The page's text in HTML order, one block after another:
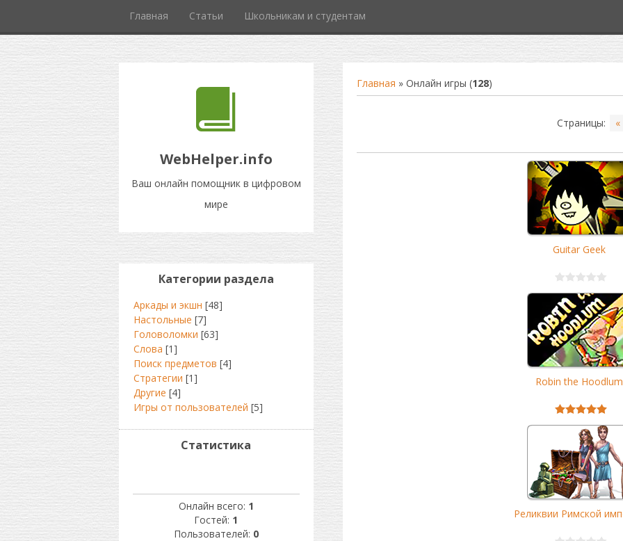
Главная Статьи Школьникам и студентам
WebHelper.info
Ваш онлайн помощник в цифровом
мире
Главная » Онлайн игры (128)
Страницы: «
Guitar Geek
Robin the Hoodlum
Реликвии Римской
Категории раздела
Аркады и экшн [48]
Настольные [7]
Головоломки [63]
Слова [1]
Поиск предметов [4]
Стратегии [1]
Другие [4]
Игры от пользователей [5]
Статистика
Онлайн всего: 1
Гостей: 1
Пользователей: 0